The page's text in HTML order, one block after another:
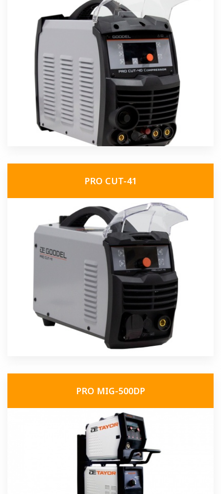
PRO CUT-41
PRO MIG-500DP